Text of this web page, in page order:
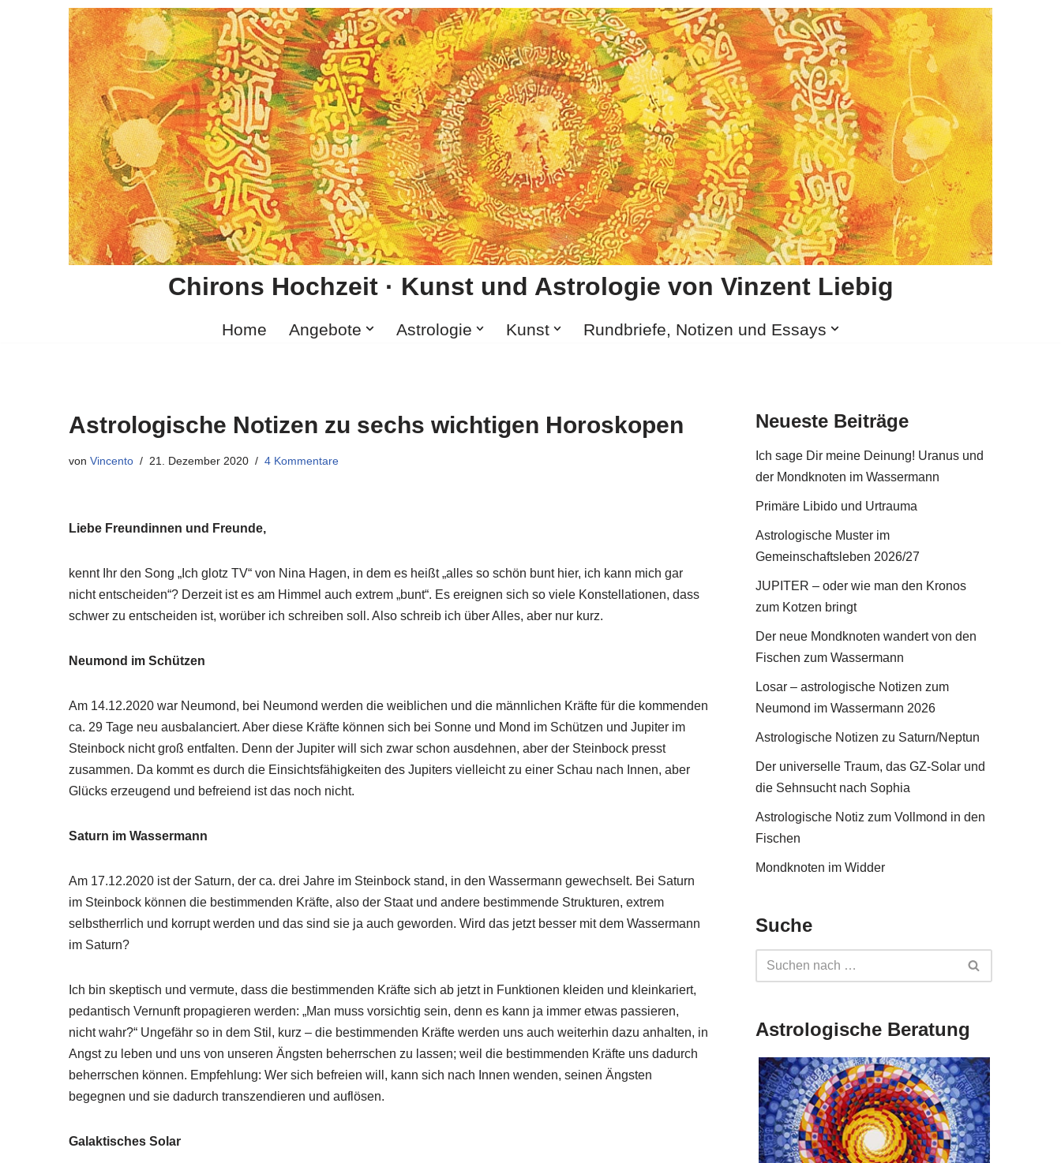
Chirons Hochzeit · Kunst und Astrologie von Vinzent Liebig
Home Angebote Astrologie Kunst Rundbriefe, Notizen und Essays
Astrologische Notizen zu sechs wichtigen Horoskopen
von Vincento 21. Dezember 2020 4 Kommentare
Liebe Freundinnen und Freunde,
kennt Ihr den Song „Ich glotz TV“ von Nina Hagen, in dem es heißt „alles so schön bunt hier, ich kann mich gar
nicht entscheiden“? Derzeit ist es am Himmel auch extrem „bunt“. Es ereignen sich so viele Konstellationen, dass
schwer zu entscheiden ist, worüber ich schreiben soll. Also schreib ich über Alles, aber nur kurz.
Neumond im Schützen
Am 14.12.2020 war Neumond, bei Neumond werden die weiblichen und die männlichen Kräfte für die kommenden
ca. 29 Tage neu ausbalanciert. Aber diese Kräfte können sich bei Sonne und Mond im Schützen und Jupiter im
Steinbock nicht groß entfalten. Denn der Jupiter will sich zwar schon ausdehnen, aber der Steinbock presst
zusammen. Da kommt es durch die Einsichtsfähigkeiten des Jupiters vielleicht zu einer Schau nach Innen, aber
Glücks erzeugend und befreiend ist das noch nicht.
Saturn im Wassermann
Am 17.12.2020 ist der Saturn, der ca. drei Jahre im Steinbock stand, in den Wassermann gewechselt. Bei Saturn
im Steinbock können die bestimmenden Kräfte, also der Staat und andere bestimmende Strukturen, extrem
selbstherrlich und korrupt werden und das sind sie ja auch geworden. Wird das jetzt besser mit dem Wassermann
im Saturn?
Ich bin skeptisch und vermute, dass die bestimmenden Kräfte sich ab jetzt in Funktionen kleiden und kleinkariert,
pedantisch Vernunft propagieren werden: „Man muss vorsichtig sein, denn es kann ja immer etwas passieren,
nicht wahr?“ Ungefähr so in dem Stil, kurz – die bestimmenden Kräfte werden uns auch weiterhin dazu anhalten, in
Angst zu leben und uns von unseren Ängsten beherrschen zu lassen; weil die bestimmenden Kräfte uns dadurch
beherrschen können. Empfehlung: Wer sich befreien will, kann sich nach Innen wenden, seinen Ängsten
begegnen und sie dadurch transzendieren und auflösen.
Galaktisches Solar
Neueste Beiträge
Ich sage Dir meine Deinung! Uranus und
der Mondknoten im Wassermann
Primäre Libido und Urtrauma
Astrologische Muster im
Gemeinschaftsleben 2026/27
JUPITER – oder wie man den Kronos
zum Kotzen bringt
Der neue Mondknoten wandert von den
Fischen zum Wassermann
Losar – astrologische Notizen zum
Neumond im Wassermann 2026
Astrologische Notizen zu Saturn/Neptun
Der universelle Traum, das GZ-Solar und
die Sehnsucht nach Sophia
Astrologische Notiz zum Vollmond in den
Fischen
Mondknoten im Widder
Suche
Astrologische Beratung